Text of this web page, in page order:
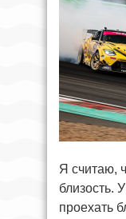
Я считаю,
близость.
проехать